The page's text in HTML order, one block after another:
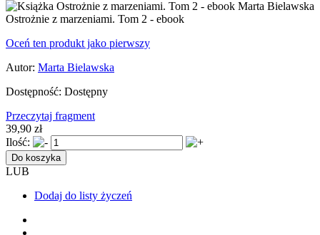
Ostrożnie z marzeniami. Tom 2 - ebook
Oceń ten produkt jako pierwszy
Autor: Marta Bielawska
Dostępność: Dostępny
Przeczytaj fragment
39,90 zł
Ilość:
Do koszyka
LUB
Dodaj do listy życzeń